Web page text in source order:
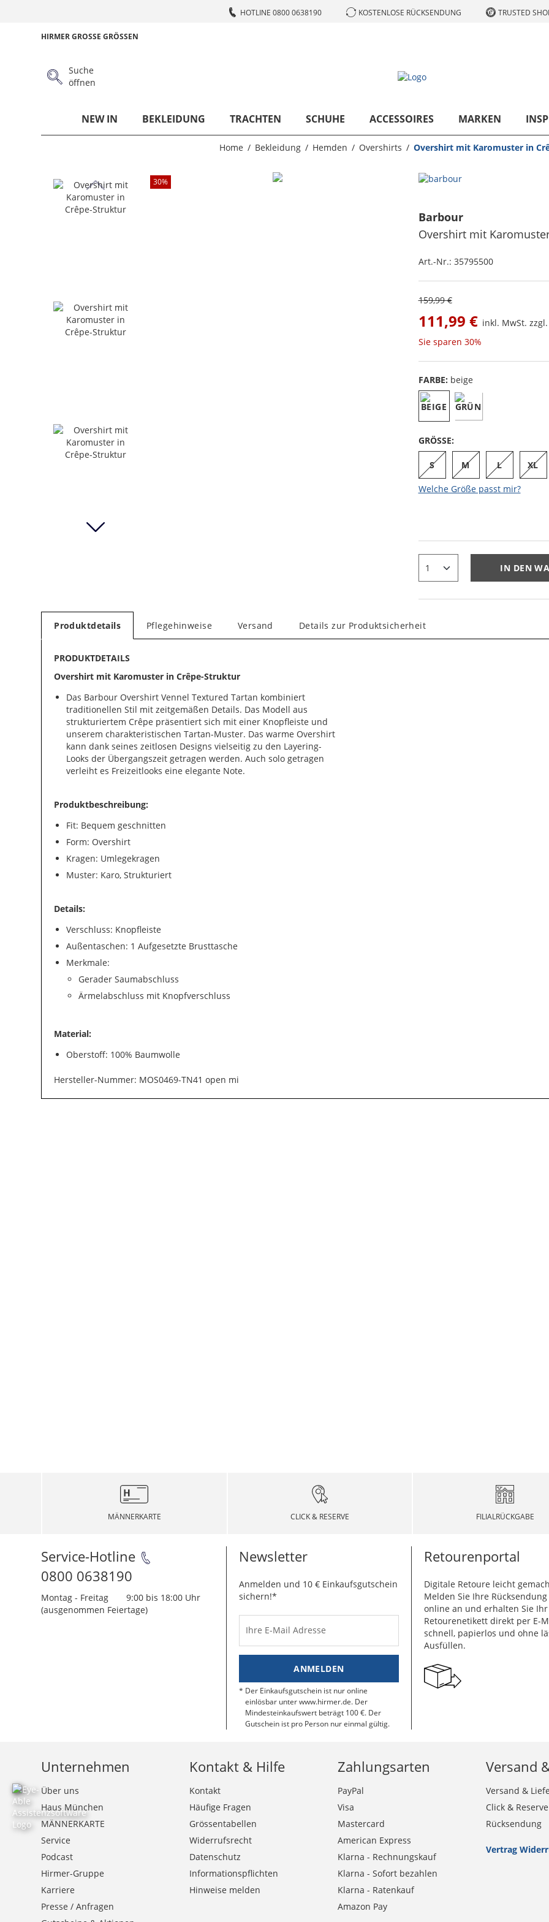
HOTLINE 0800 0638190 KOSTENLOSE RÜCKSENDUNG TRUSTED
HIRMER GROSSE GRÖSSEN
Suche
öffnen
NEW IN BEKLEIDUNG TRACHTEN SCHUHE ACCESSOIRES MARKEN
Home Bekleidung Hemden Overshirts Overshirt mit Karomuster in
30%
Barbour
Overshirt mit
Art.-Nr.: 35795500
159,99 €
111,99 € inkl. MwSt. zzgl.
Sie sparen 30%
FARBE: beige
GRÖSSE:
S M L XL
Welche Größe passt mir?
IN DEN
Produktdetails Pflegehinweise Versand Details zur Produktsicherheit
PRODUKTDETAILS
Overshirt mit Karomuster in Crêpe-Struktur
Das Barbour Overshirt Vennel Textured Tartan kombiniert
traditionellen Stil mit zeitgemäßen Details. Das Modell aus
strukturiertem Crêpe präsentiert sich mit einer Knopfleiste und
unserem charakteristischen Tartan-Muster. Das warme Overshirt
kann dank seines zeitlosen Designs vielseitig zu den Layering-
Looks der Übergangszeit getragen werden. Auch solo getragen
verleiht es Freizeitlooks eine elegante Note.
Produktbeschreibung:
Fit: Bequem geschnitten
Form: Overshirt
Kragen: Umlegekragen
Muster: Karo, Strukturiert
Details:
Verschluss: Knopfleiste
Außentaschen: 1 Aufgesetzte Brusttasche
Merkmale:
Gerader Saumabschluss
Ärmelabschluss mit Knopfverschluss
Material:
Oberstoff: 100% Baumwolle
Hersteller-Nummer: MOS0469-TN41 open mi
MÄNNERKARTE CLICK & RESERVE FILIALRÜCKGABE
Service-Hotline
0800 0638190
Montag - Freitag
9:00 bis 18:00 Uhr
(ausgenommen Feiertage)
Newsletter
Anmelden und 10 € Einkaufsgutschein
sichern!*
Ihre E-Mail Adresse
ANMELDEN
Der Einkaufsgutschein ist nur online
einlösbar unter www.hirmer.de. Der
Mindesteinkaufswert beträgt 100 €. Der
Gutschein ist pro Person nur einmal gültig.
Retourenportal
Digitale Retoure leicht
Melden Sie Ihre
online an und erhalten Sie Ihr
Retourenetikett direkt per E-
schnell, papierlos und ohne
Ausfüllen.
Unternehmen
Über uns
Haus München
MÄNNERKARTE
Service
Podcast
Hirmer-Gruppe
Karriere
Presse / Anfragen
Kontakt & Hilfe
Kontakt
Häufige Fragen
Grössentabellen
Widerrufsrecht
Datenschutz
Informationspflichten
Hinweise melden
Zahlungsarten
PayPal
Visa
Mastercard
American Express
Klarna - Rechnungskauf
Klarna - Sofort bezahlen
Klarna - Ratenkauf
Amazon Pay
Versand
Versand &
Click & Reserve
Rücksendung
Vertrag